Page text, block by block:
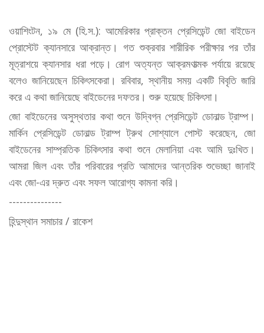
ওয়াশিংটন, ১৯ মে (হি.স.): আমেরিকার প্রাক্তন প্রেসিডেন্ট জো বাইডেন
প্রোস্টেট ক্যানসারে আক্রান্ত। গত শুক্রবার শারীরিক পরীক্ষার পর তাঁর
মূত্রাশয়ে ক্যানসার ধরা পড়ে। রোগ অত্যন্ত আক্রমণাত্মক পর্যায়ে রয়েছে
বলেও জানিয়েছেন চিকিৎসকেরা। রবিবার, স্থানীয় সময় একটি বিবৃতি জারি
করে এ কথা জানিয়েছে বাইডেনের দফতর। শুরু হয়েছে চিকিৎসা।
জো বাইডেনের অসুস্থতার কথা শুনে উদ্বিগ্ন প্রেসিডেন্ট ডোনাল্ড ট্রাম্প।
মার্কিন প্রেসিডেন্ট ডোনাল্ড ট্রাম্প ট্রুথ সোশ্যালে পোস্ট করেছেন, জো
বাইডেনের সাম্প্রতিক চিকিৎসার কথা শুনে মেলানিয়া এবং আমি দুঃখিত।
আমরা জিল এবং তাঁর পরিবারের প্রতি আমাদের আন্তরিক শুভেচ্ছা জানাই
এবং জো-এর দ্রুত এবং সফল আরোগ্য কামনা করি।
---------------
হিন্দুস্থান সমাচার / রাকেশ